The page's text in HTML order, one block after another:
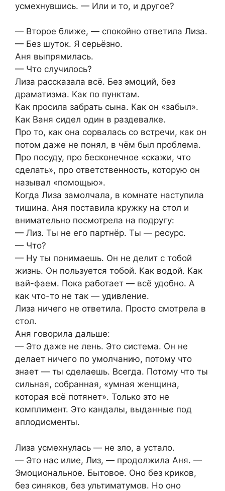
усмехнувшись. — Или и то, и другое?
— Второе ближе, — спокойно ответила Лиза.
— Без шуток. Я серьёзно.
Аня выпрямилась.
— Что случилось?
Лиза рассказала всё. Без эмоций, без
драматизма. Как по пунктам.
Как просила забрать сына. Как он «забыл».
Как Ваня сидел один в раздевалке.
Про то, как она сорвалась со встречи, как он
потом даже не понял, в чём был проблема.
Про посуду, про бесконечное «скажи, что
сделать», про ответственность, которую он
называл «помощью».
Когда Лиза замолчала, в комнате наступила
тишина. Аня поставила кружку на стол и
внимательно посмотрела на подругу:
— Лиз. Ты не его партнёр. Ты — ресурс.
— Что?
— Ну ты понимаешь. Он не делит с тобой
жизнь. Он пользуется тобой. Как водой. Как
вай-фаем. Пока работает — всё удобно. А
как что-то не так — удивление.
Лиза ничего не ответила. Просто смотрела в
стол.
Аня говорила дальше:
— Это даже не лень. Это система. Он не
делает ничего по умолчанию, потому что
знает — ты сделаешь. Всегда. Потому что ты
сильная, собранная, «умная женщина,
которая всё потянет». Только это не
комплимент. Это кандалы, выданные под
аплодисменты.
Лиза усмехнулась — не зло, а устало.
— Это нас илие, Лиз, — продолжила Аня. —
Эмоциональное. Бытовое. Оно без криков,
без синяков, без ультиматумов. Но оно